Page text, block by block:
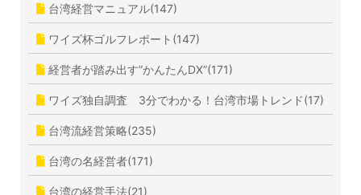
台湾経営マニュアル(147)
ワイズ杯ゴルフレポート(147)
経営者が踏み出す”かんたんDX”(171)
ワイズ独自調査 3分でわかる！台湾市場トレンド(17)
台湾流経営策略(235)
台湾の名経営者(171)
台湾の経営手法(21)